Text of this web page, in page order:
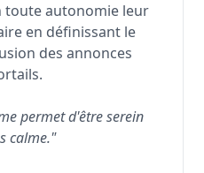
toute autonomie leur
en définissant le
des annonces
permet d'être serein
calme."